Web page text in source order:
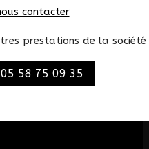
contacter
prestations de la société
05 58 75 09 35